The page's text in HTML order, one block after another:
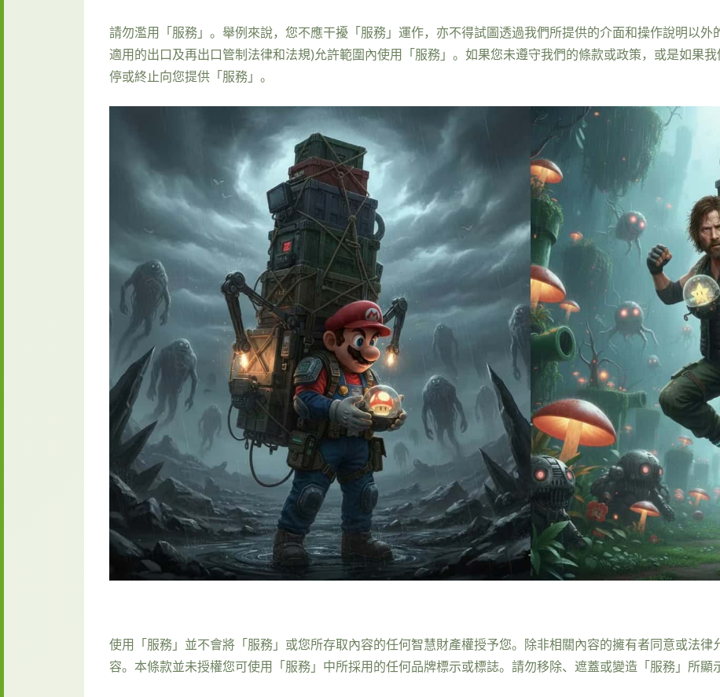
請勿濫用「服務」。舉例來說，您不應干擾「服務」運作，亦不得試圖透過我們所提供的介面和操作說明以
適用的出口及再出口管制法律和法規)允許範圍內使用「服務」。如果您未遵守我們的條款或政策，或是如果
停或終止向您提供「服務」。
使用「服務」並不會將「服務」或您所存取內容的任何智慧財產權授予您。除非相關內容的擁有者同意或法
容。本條款並未授權您可使用「服務」中所採用的任何品牌標示或標誌。請勿移除、遮蓋或變造「服務」所顯